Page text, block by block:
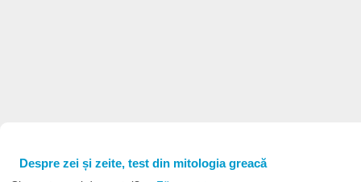
Despre zei și zeite, test din mitologia greacă